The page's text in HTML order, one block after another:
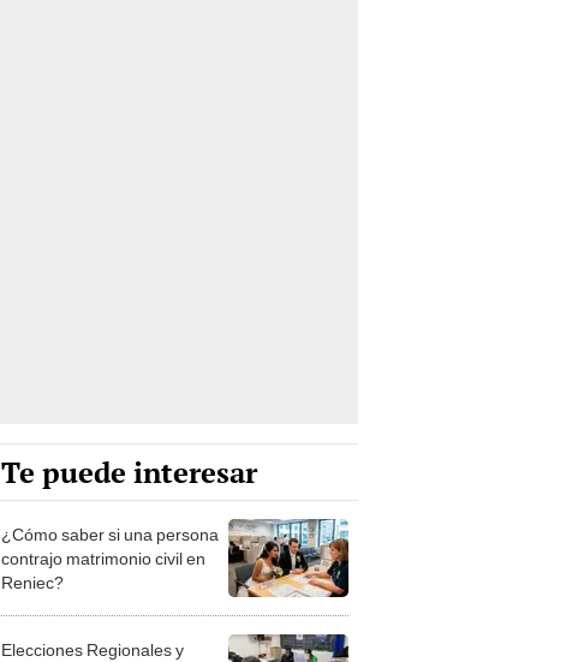
Te puede interesar
¿Cómo saber si una persona
contrajo matrimonio civil en
Reniec?
Elecciones Regionales y